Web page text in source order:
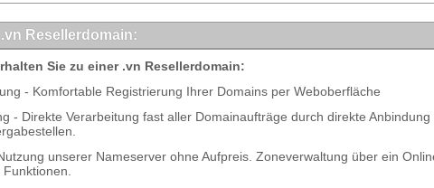
Resellerdomain:
Sie zu einer .vn Resellerdomain:
- Komfortable Registrierung Ihrer Domains per Weboberfläche
- Direkte Verarbeitung fast aller Domainaufträge durch direkte Anbindung
unserer Nameserver ohne Aufpreis. Zoneverwaltung über ein